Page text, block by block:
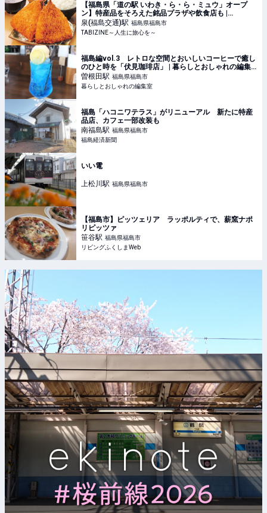
【福島県「道の駅 いわき・ら・ら・ミュウ」オープ
ン】特産品をそろえた銘品プラザや飲食店も |
TABIZINE～人生に旅心を～
泉(福島交通)駅 福島県福島市
TABIZINE～人生に旅心を～
福島編vol.3 レトロな空間とおいしいコーヒーで癒し
のひと時を「伏見珈琲店」 | 暮らしとおしゃれの編集
室
曽根田駅 福島県福島市
暮らしとおしゃれの編集室
福島「ハコニワテラス」がリニューアル 新たに特産
品店、カフェ一部改装も
南福島駅 福島県福島市
福島経済新聞
いい電
上松川駅 福島県福島市
【福島市】ピッツェリア ラッポルティで、薪窯ナポ
リピッツァ
笹谷駅 福島県福島市
リビングふくしまWeb